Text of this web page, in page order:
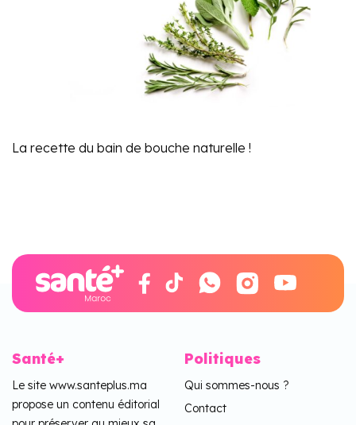
La recette du bain de bouche naturelle !
Santé+
Le site www.santeplus.ma
propose un contenu éditorial
Politiques
Qui sommes-nous ?
Contact